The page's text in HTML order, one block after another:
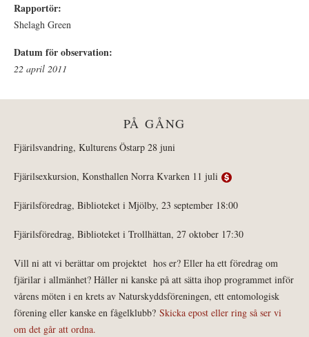
Rapportör:
Shelagh Green
Datum för observation:
22 april 2011
PÅ GÅNG
Fjärilsvandring, Kulturens Östarp 28 juni
Fjärilsexkursion, Konsthallen Norra Kvarken 11 juli
Fjärilsföredrag, Biblioteket i Mjölby, 23 september 18:00
Fjärilsföredrag, Biblioteket i Trollhättan, 27 oktober 17:30
Vill ni att vi berättar om projektet hos er? Eller ha ett föredrag om
fjärilar i allmänhet? Håller ni kanske på att sätta ihop programmet inför
vårens möten i en krets av Naturskyddsföreningen, ett entomologisk
förening eller kanske en fågelklubb? Skicka epost eller ring så ser vi
om det går att ordna.